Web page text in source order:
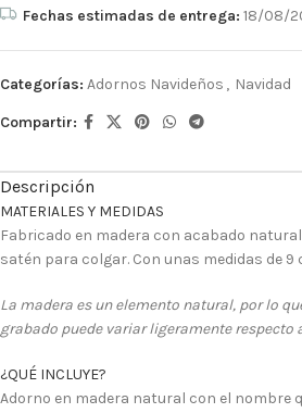
Fechas estimadas de entrega: 18/08/
Categorías: Adornos Navideños , Navidad
Compartir:
Descripción
MATERIALES Y MEDIDAS
Fabricado en madera con acabado
satén para colgar. Con unas medidas de 9
La madera es un elemento natural, por lo
grabado puede variar ligeramente respecto
¿QUÉ INCLUYE?
Adorno en madera natural con el nombre